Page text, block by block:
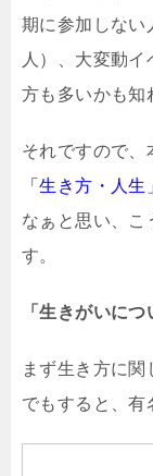
期に参加しない
人）、大変動
方も多いかも知
それですので、
「生き方・人
なぁと思い、こ
す。
「生きがいにつ
まず生き方に
でもすると、有